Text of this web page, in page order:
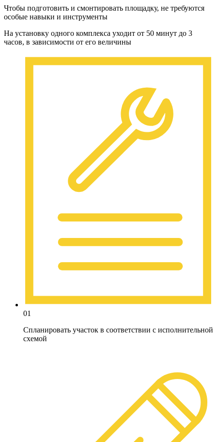
Чтобы подготовить и смонтировать площадку, не требуются
особые навыки и инструменты
На установку одного комплекса уходит от 50 минут до 3
часов, в зависимости от его величины
01
Спланировать участок в соответствии с исполнительной
схемой